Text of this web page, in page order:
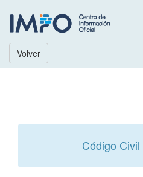
Volver
Código Civil